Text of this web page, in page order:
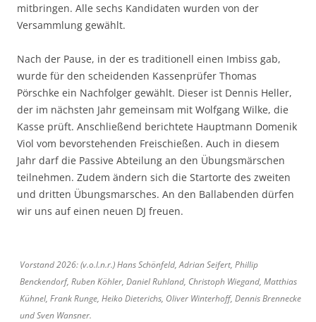
mitbringen. Alle sechs Kandidaten wurden von der
Versammlung gewählt.
Nach der Pause, in der es traditionell einen Imbiss gab,
wurde für den scheidenden Kassenprüfer Thomas
Pörschke ein Nachfolger gewählt. Dieser ist Dennis Heller,
der im nächsten Jahr gemeinsam mit Wolfgang Wilke, die
Kasse prüft. Anschließend berichtete Hauptmann Domenik
Viol vom bevorstehenden Freischießen. Auch in diesem
Jahr darf die Passive Abteilung an den Übungsmärschen
teilnehmen. Zudem ändern sich die Startorte des zweiten
und dritten Übungsmarsches. An den Ballabenden dürfen
wir uns auf einen neuen DJ freuen.
Vorstand 2026: (v.o.l.n.r.) Hans Schönfeld, Adrian Seifert, Phillip
Benckendorf, Ruben Köhler, Daniel Ruhland, Christoph Wiegand, Matthias
Kühnel, Frank Runge, Heiko Dieterichs, Oliver Winterhoff, Dennis Brennecke
und Sven Wansner.